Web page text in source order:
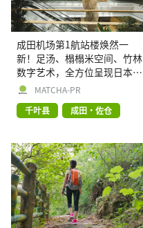
成田机场第1航站楼焕然一
新！足汤、榻榻米空间、竹林
数字艺术，全方位呈现日本传
统文化与前沿科技的完美融合
MATCHA-PR
千叶县
成田・佐仓